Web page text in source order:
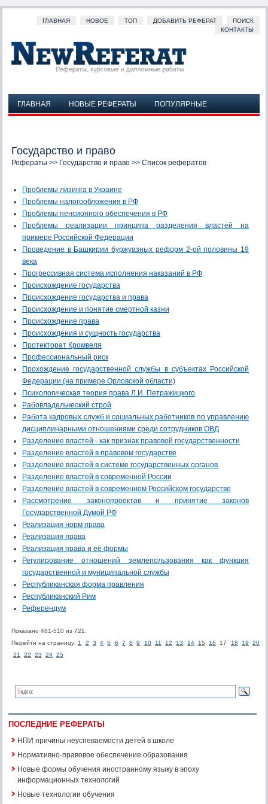
ГЛАВНАЯ НОВОЕ ТОП ДОБАВИТЬ РЕФЕРАТ
ПОИСК
КОНТАКТЫ
ГЛАВНАЯ НОВЫЕ РЕФЕРАТЫ
ПОПУЛЯРНЫЕ
Государство и право
Рефераты >> Государство и право >> Список рефератов
Проблемы лизинга в Украине
Проблемы налогообложения в РФ
Проблемы пенсионного обеспечения в РФ
Проблемы реализации принципа разделения властей на
примере Российской Федерации
Проведение в Башкирии буржуазных реформ 2-ой половины 19
века
Прогрессивная система исполнения наказаний в РФ
Происхождение государства
Происхождение государства и права
Происхождение и понятие смертной казни
Происхождение права
Происхождения и сущность государства
Протекторат Кромвеля
Профессиональный риск
Прохождение государственной службы в субъектах Российской
Федерации (на примере Орловской области)
Психологическая теория права Л.И. Петражицкого
Рабовладельческий строй
Работа кадровых служб и социальных работников по управлению
дисциплинарными отношениями среди сотрудников ОВД
Разделение властей - как признак правовой государственности
Разделение властей в правовом государстве
Разделение властей в системе государственных органов
Разделение властей в современной России
Разделение властей в современном Российском государстве
Рассмотрение законопроектов и принятие законов
Государственной Думой РФ
Реализация норм права
Реализация права
Реализация права и её формы
Регулирование отношений землепользования как функция
государственной и муниципальной службы
Республиканская форма правления
Республиканский Рим
Референдум
Показано 481-510 из 721.
Перейти на страницу: 1 2 3 4 5 6 7 8 9 10 11 12 13 14 15 16 17 18 19
20
21
22 23 24 25
ПОСЛЕДНИЕ РЕФЕРАТЫ
НПИ причины неуспеваемости детей в школе
Нормативно-правовое обеспечение образования
Новые формы обучения иностранному языку в эпоху
информационных технологий
Новые технологии обучения